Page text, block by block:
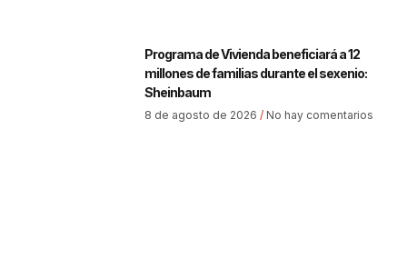
Programa de Vivienda beneficiará a 12
millones de familias durante el sexenio:
Sheinbaum
8 de agosto de 2026 No hay comentarios